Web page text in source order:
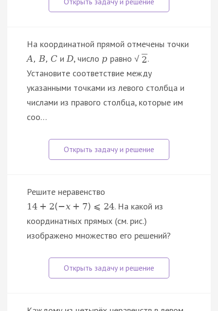
На координатной прямой отмечены точки
A, B, C иD, число p равно√ 2.
Установите соответствие между
указанными точками из левого столбца и
числами из правого столбца, которые им
соо…
Решите неравенство
14 + 2(−x + 7) ⩽ 24. На какой из
координатных прямых (см. рис.)
изображено множество его решений?